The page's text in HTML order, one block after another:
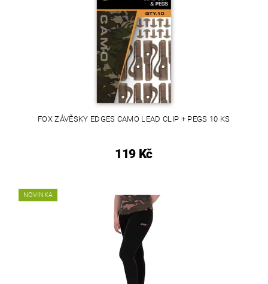
FOX ZÁVĚSKY EDGES CAMO LEAD CLIP + PEGS 10 KS
119 Kč
NOVINKA